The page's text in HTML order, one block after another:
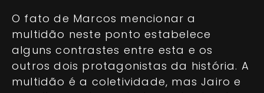
O fato de Marcos mencionar a
multidão neste ponto estabelece
alguns contrastes entre esta e os
outros dois protagonistas da história. A
multidão é a coletividade, mas Jairo e